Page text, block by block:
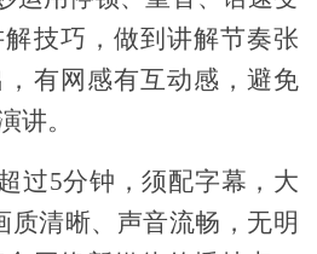
技巧，做到讲解节奏张
有网感有互动感，避免
讲。
过5分钟，须配字幕，大
质清晰、声音流畅，无明